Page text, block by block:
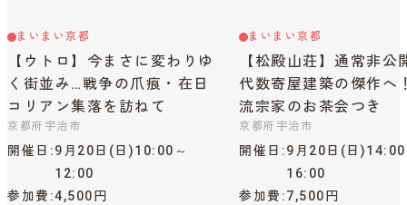
まいまい京都
【ウトロ】今まさに変わりゆ
く街並み…戦争の爪痕・在日
コリアン集落を訪ねて
京都府宇治市
開催日
9月20日(日)10:00～
12:00
参加費 4,500円
まいまい京都
【松殿山荘】通常非公
代数寄屋建築の傑作へ
流宗家のお茶会つき
京都府宇治市
開催日
9月20日(日
16:00
参加費 7,500円